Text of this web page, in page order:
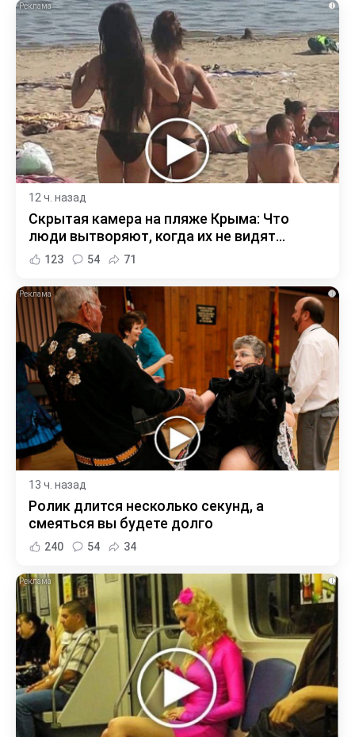
i
12 ч. назад
Скрытая камера на пляже Крыма: Что
люди вытворяют, когда их не видят...
123 54 71
i
13 ч. назад
Ролик длится несколько секунд, а
смеяться вы будете долго
240 54 34
i